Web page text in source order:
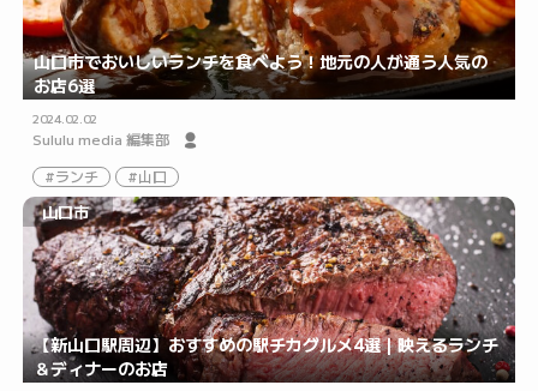
山口市でおいしいランチを食べよう！地元の人が通う人気の
お店6選
2024.02.02
Sululu media 編集部
ランチ
山口
山口市
【新山口駅周辺】おすすめの駅チカグルメ4選｜映えるランチ
＆ディナーのお店